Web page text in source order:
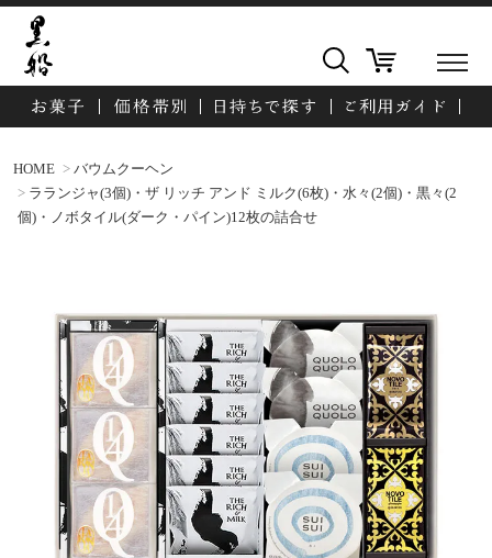
HOME
バウムクーヘン
ラランジャ(3個)・ザ リッチ アンド ミルク(6枚)・水々(2個)・黒々(2
個)・ノボタイル(ダーク・パイン)12枚の詰合せ